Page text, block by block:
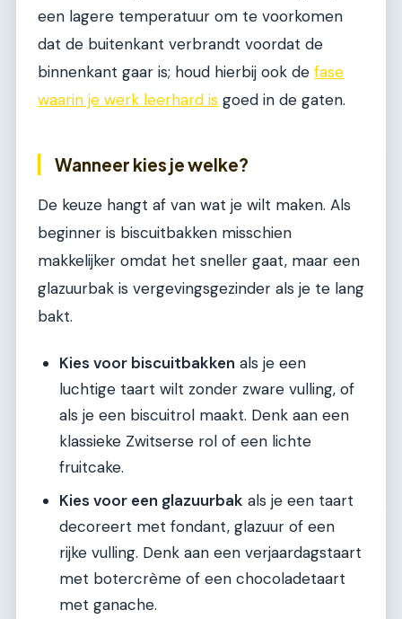
een lagere temperatuur om te voorkomen
dat de buitenkant verbrandt voordat de
binnenkant gaar is; houd hierbij ook de fase
waarin je werk leerhard is goed in de gaten.
Wanneer kies je welke?
De keuze hangt af van wat je wilt maken. Als
beginner is biscuitbakken misschien
makkelijker omdat het sneller gaat, maar een
glazuurbak is vergevingsgezinder als je te lang
bakt.
Kies voor biscuitbakken als je een
luchtige taart wilt zonder zware vulling, of
als je een biscuitrol maakt. Denk aan een
klassieke Zwitserse rol of een lichte
fruitcake.
Kies voor een glazuurbak als je een taart
decoreert met fondant, glazuur of een
rijke vulling. Denk aan een verjaardagstaart
met botercrème of een chocoladetaart
met ganache.